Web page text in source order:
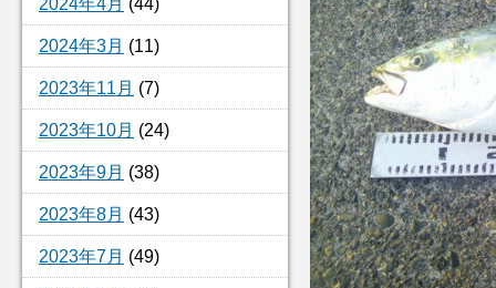
2024年4月 (44)
2024年3月 (11)
2023年11月 (7)
2023年10月 (24)
2023年9月 (38)
2023年8月 (43)
2023年7月 (49)